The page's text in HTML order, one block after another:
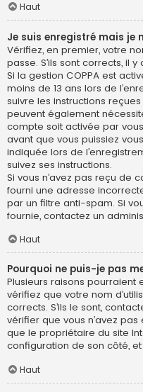
Haut
Je suis enregistré mais je
Vérifiez, en premier, votre
passe. S’ils sont corrects, il
Si la gestion COPPA est
moins de 13 ans lors de
suivre les instructions
peuvent également
compte soit activée par
avant que vous puissiez
indiquée lors de
suivez ses instructions.
Si vous n’avez pas reçu de
fourni une adresse
par un filtre anti-spam. Si
fournie, contactez un
Haut
Pourquoi ne puis-je pas
Plusieurs raisons pourraient
vérifiez que votre nom
corrects. S’ils le sont,
vérifier que vous n’avez
que le propriétaire du site
configuration de son côté,
Haut